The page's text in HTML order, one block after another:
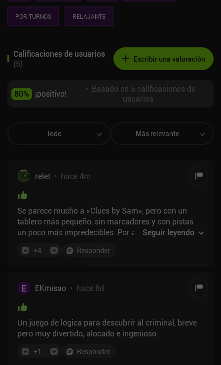
POR TURNOS RELAJANTE
Calificaciones de usuarios
(5) Escribir una valoración
80% ¡positivo! • Basado en 5 calificaciones de
usuarios
Todo Más relevante
relet • hace 4m
Se parece mucho a «Clues by Sam», pero con un
tablero más pequeño, sin marcadores y con pistas
un poco más impredecibles. Por ahora, parecen
mientras que «Clues by Sam» suele dar una
«Clues», pero el precio es bajo. Calcula unos 30
minutos para completar el juego, con algunos
rompecabezas divertidos.
... Seguir leyendo
+4 Responder
E EKmisao • hace 8d
Un juego de lógica para descubrir al criminal, breve
pero muy divertido, alocado e ingenioso
+1 Responder